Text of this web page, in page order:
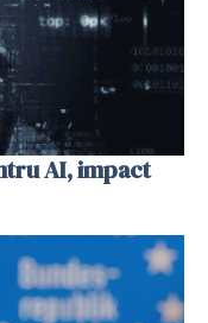
AI, impact